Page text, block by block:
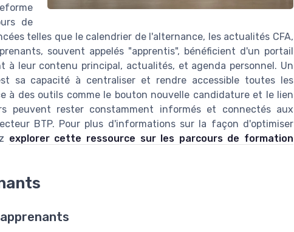
de
telles que le calendrier de l'alternance, les actualités CFA,
souvent appelés "apprentis", bénéficient d'un portail
leur contenu principal, actualités, et agenda personnel. Un
sa capacité à centraliser et rendre accessible toutes les
à des outils comme le bouton nouvelle candidature et le lien
peuvent rester constamment informés et connectés aux
BTP. Pour plus d'informations sur la façon d'optimiser
explorer cette ressource sur les parcours de formation